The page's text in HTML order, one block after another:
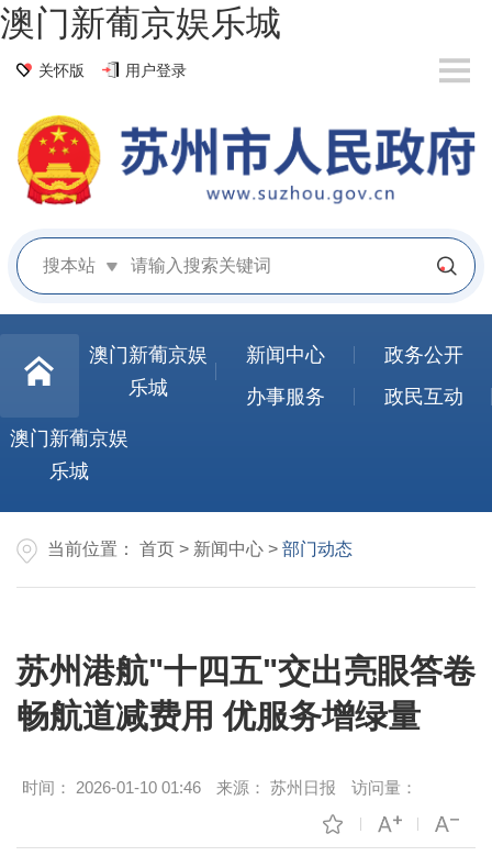
澳门新葡京娱乐城
关怀版 用户登录
搜本站
澳门新葡京娱
乐城
新闻中心
政务公开
办事服务
政民互动
澳门新葡京娱
乐城
当前位置： 首页 > 新闻中心 > 部门动态
苏州港航"十四五"交出亮眼答卷
畅航道减费用 优服务增绿量
时间： 2026-01-10 01:46 来源： 苏州日报 访问量：